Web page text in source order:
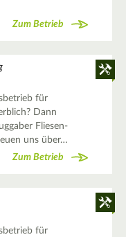
Zum Betrieb
für
Dann
Fliesen-
uns über…
Zum Betrieb
für